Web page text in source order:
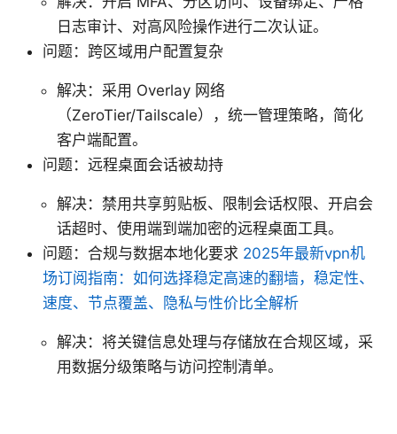
日志审计、对高风险操作进行二次认证。
问题：跨区域用户配置复杂
解决：采用 Overlay 网络
（ZeroTier/Tailscale），统一管理策略，简化
客户端配置。
问题：远程桌面会话被劫持
解决：禁用共享剪贴板、限制会话权限、开启会
话超时、使用端到端加密的远程桌面工具。
问题：合规与数据本地化要求 2025年最新vpn机
场订阅指南：如何选择稳定高速的翻墙，稳定性、
速度、节点覆盖、隐私与性价比全解析
解决：将关键信息处理与存储放在合规区域，采
用数据分级策略与访问控制清单。